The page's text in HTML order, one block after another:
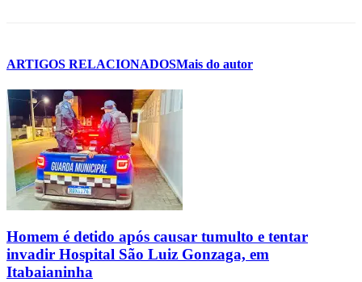
ARTIGOS RELACIONADOSMais do autor
Homem é detido após causar tumulto e tentar
invadir Hospital São Luiz Gonzaga, em
Itabaianinha